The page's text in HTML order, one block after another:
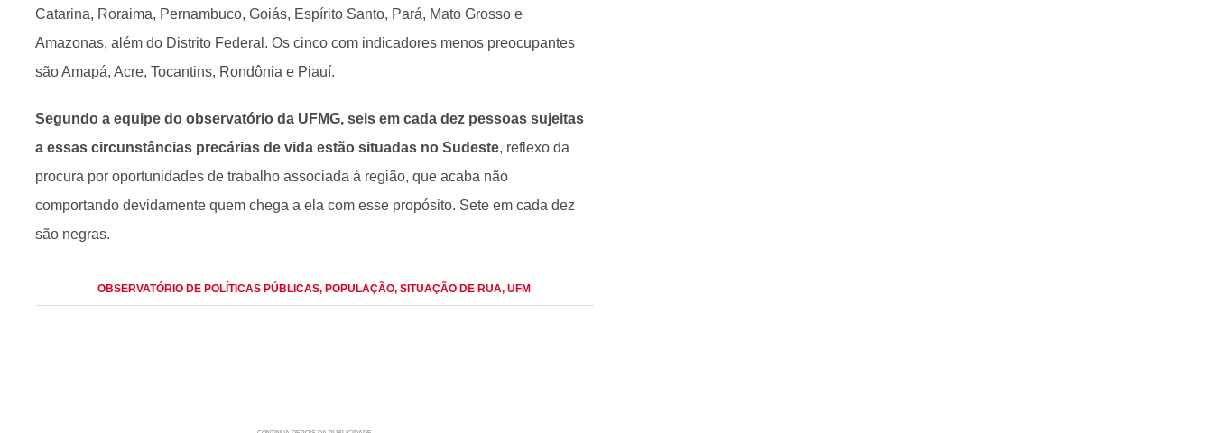
Catarina, Roraima, Pernambuco, Goiás, Espírito Santo, Pará, Mato Grosso e
Amazonas, além do Distrito Federal. Os cinco com indicadores menos preocupantes
são Amapá, Acre, Tocantins, Rondônia e Piauí.
Segundo a equipe do observatório da UFMG, seis em cada dez pessoas sujeitas
a essas circunstâncias precárias de vida estão situadas no Sudeste, reflexo da
procura por oportunidades de trabalho associada à região, que acaba não
comportando devidamente quem chega a ela com esse propósito. Sete em cada dez
são negras.
OBSERVATÓRIO DE POLÍTICAS PÚBLICAS, POPULAÇÃO, SITUAÇÃO DE RUA, UFM